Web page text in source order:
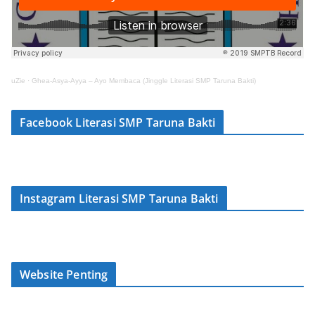
uZie · Ghea-Asya-Ayya – Ayo Membaca (Jinggle Literasi SMP Taruna Bakti)
Facebook Literasi SMP Taruna Bakti
Instagram Literasi SMP Taruna Bakti
Website Penting